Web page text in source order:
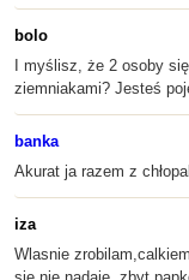
bolo
I myślisz, że 2 osoby
ziemniakami? Jesteś
banka
Akurat ja razem z
iza
Wlasnie